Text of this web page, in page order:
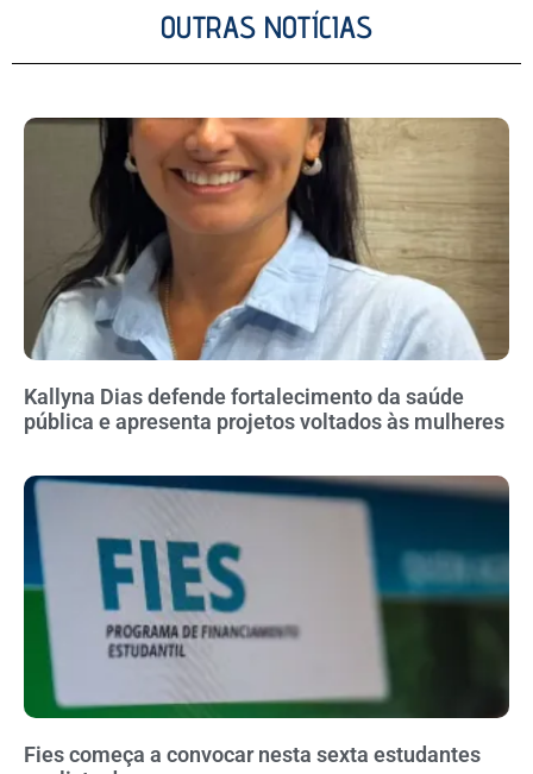
OUTRAS NOTÍCIAS
Kallyna Dias defende fortalecimento da saúde
pública e apresenta projetos voltados às mulheres
Fies começa a convocar nesta sexta estudantes